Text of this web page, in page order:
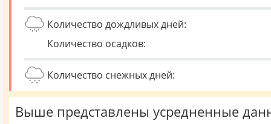
Количество дождливых дней:
Количество осадков:
Количество снежных дней:
Выше представлены усредненные